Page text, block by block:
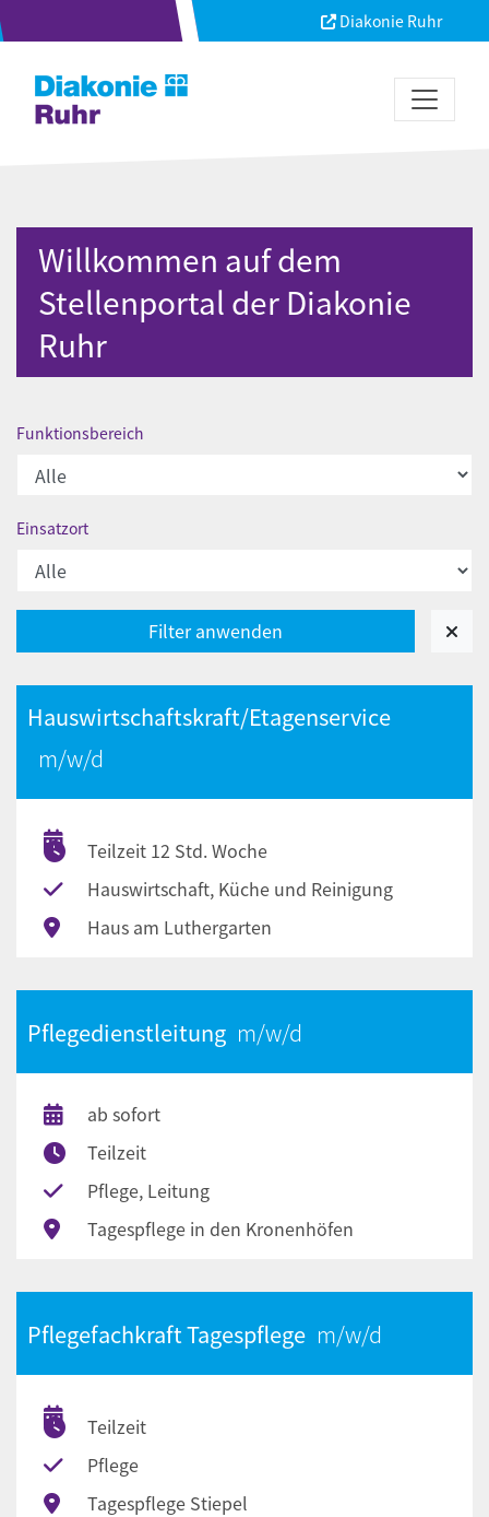
Diakonie Ruhr
Willkommen auf dem
Stellenportal der Diakonie
Ruhr
Funktionsbereich
Einsatzort
Hauswirtschaftskraft/Etagenservice
Teilzeit 12 Std. Woche
Hauswirtschaft, Küche und Reinigung
Haus am Luthergarten
Pflegedienstleitung
ab sofort
Teilzeit
Pflege, Leitung
Tagespflege in den Kronenhöfen
Pflegefachkraft Tagespflege
Teilzeit
Pflege
Tagespflege Stiepel